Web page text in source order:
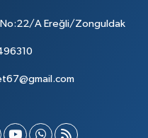
No:22/A Ereğli/Zonguldak